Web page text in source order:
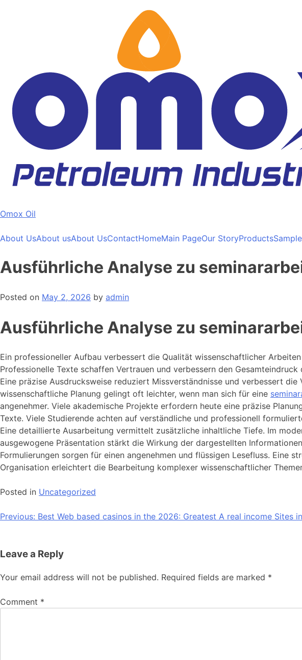
Omox Oil
About UsAbout usAbout UsContactHomeMain PageOur StoryProducts
Ausführliche Analyse zu
Posted on May 2, 2026 by admin
Ausführliche Analyse zu
Ein professioneller Aufbau verbessert die Qualität wissenschaftlicher
Professionelle Texte schaffen Vertrauen und verbessern den
Eine präzise Ausdrucksweise reduziert Missverständnisse und verbessert
wissenschaftliche Planung gelingt oft leichter, wenn man sich für eine
angenehmer. Viele akademische Projekte erfordern heute eine präzise
Texte. Viele Studierende achten auf verständliche und professionell
Eine detaillierte Ausarbeitung vermittelt zusätzliche inhaltliche Tiefe. Im
ausgewogene Präsentation stärkt die Wirkung der dargestellten
Formulierungen sorgen für einen angenehmen und flüssigen Lesefluss. Eine
Organisation erleichtert die Bearbeitung komplexer wissenschaftlicher
Posted in Uncategorized
Post
Previous: Best Web based casinos in the 2026: Greatest A real income Sites
Leave a Reply
Your email address will not be published. Required fields are marked *
Comment *